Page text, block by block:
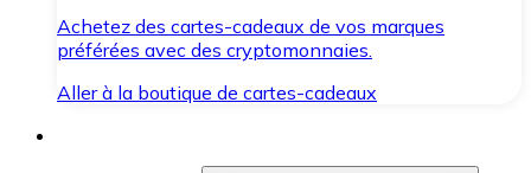
Achetez des cartes-cadeaux de vos marques
préférées avec des cryptomonnaies.
Aller à la boutique de cartes-cadeaux